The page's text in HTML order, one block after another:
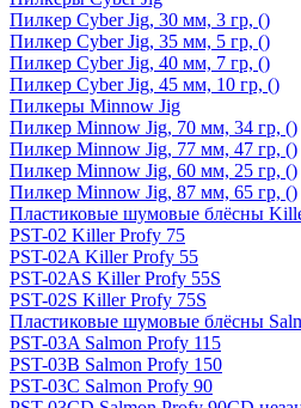
Пилкер Cyber Jig, 30 мм, 3 гр, ()
Пилкер Cyber Jig, 35 мм, 5 гр, ()
Пилкер Cyber Jig, 40 мм, 7 гр, ()
Пилкер Cyber Jig, 45 мм, 10 гр, ()
Пилкеры Minnow Jig
Пилкер Minnow Jig, 70 мм, 34 гр, ()
Пилкер Minnow Jig, 77 мм, 47 гр, ()
Пилкер Minnow Jig, 60 мм, 25 гр, ()
Пилкер Minnow Jig, 87 мм, 65 гр, ()
Пластиковые шумовые блёсны
PST-02 Killer Profy 75
PST-02A Killer Profy 55
PST-02AS Killer Profy 55S
PST-02S Killer Profy 75S
Пластиковые шумовые блёсны
PST-03A Salmon Profy 115
PST-03B Salmon Profy 150
PST-03C Salmon Profy 90